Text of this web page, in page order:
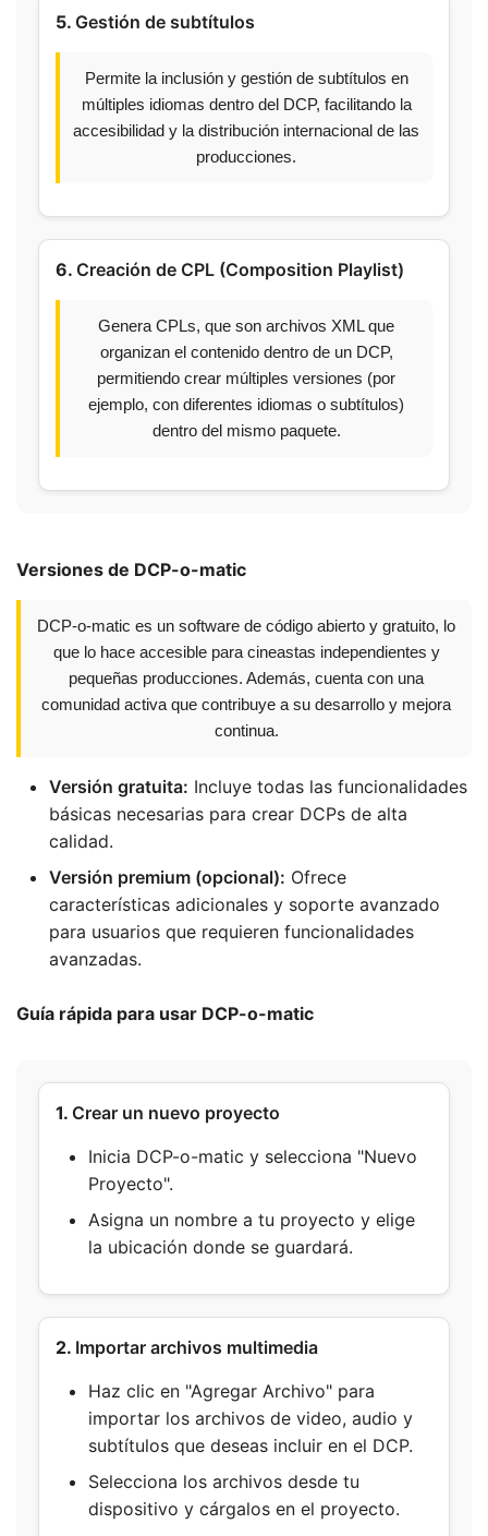
5. Gestión de subtítulos
Permite la inclusión y gestión de subtítulos en
múltiples idiomas dentro del DCP, facilitando la
accesibilidad y la distribución internacional de las
producciones.
6. Creación de CPL (Composition Playlist)
Genera CPLs, que son archivos XML que
organizan el contenido dentro de un DCP,
permitiendo crear múltiples versiones (por
ejemplo, con diferentes idiomas o subtítulos)
dentro del mismo paquete.
Versiones de DCP-o-matic
DCP-o-matic es un software de código abierto y gratuito, lo
que lo hace accesible para cineastas independientes y
pequeñas producciones. Además, cuenta con una
comunidad activa que contribuye a su desarrollo y mejora
continua.
Versión gratuita: Incluye todas las funcionalidades
básicas necesarias para crear DCPs de alta
calidad.
Versión premium (opcional): Ofrece
características adicionales y soporte avanzado
para usuarios que requieren funcionalidades
avanzadas.
Guía rápida para usar DCP-o-matic
1. Crear un nuevo proyecto
Inicia DCP-o-matic y selecciona "Nuevo
Proyecto".
Asigna un nombre a tu proyecto y elige
la ubicación donde se guardará.
2. Importar archivos multimedia
Haz clic en "Agregar Archivo" para
importar los archivos de video, audio y
subtítulos que deseas incluir en el DCP.
Selecciona los archivos desde tu
dispositivo y cárgalos en el proyecto.